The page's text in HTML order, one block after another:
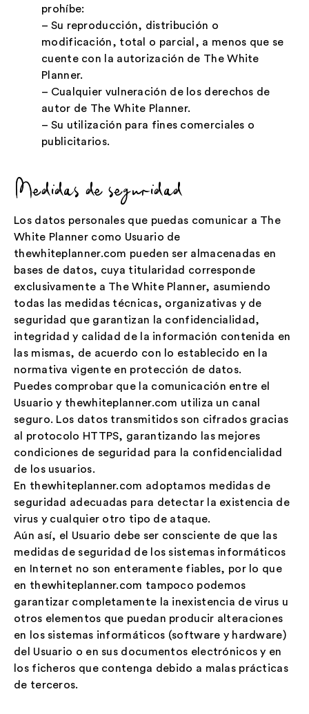
prohíbe:
– Su reproducción, distribución o
modificación, total o parcial, a menos que se
cuente con la autorización de The White
Planner.
– Cualquier vulneración de los derechos de
autor de The White Planner.
– Su utilización para fines comerciales o
publicitarios.
Medidas de seguridad
Los datos personales que puedas comunicar a The
White Planner como Usuario de
thewhiteplanner.com pueden ser almacenadas en
bases de datos, cuya titularidad corresponde
exclusivamente a The White Planner, asumiendo
todas las medidas técnicas, organizativas y de
seguridad que garantizan la confidencialidad,
integridad y calidad de la información contenida en
las mismas, de acuerdo con lo establecido en la
normativa vigente en protección de datos.
Puedes comprobar que la comunicación entre el
Usuario y thewhiteplanner.com utiliza un canal
seguro. Los datos transmitidos son cifrados gracias
al protocolo HTTPS, garantizando las mejores
condiciones de seguridad para la confidencialidad
de los usuarios.
En thewhiteplanner.com adoptamos medidas de
seguridad adecuadas para detectar la existencia de
virus y cualquier otro tipo de ataque.
Aún así, el Usuario debe ser consciente de que las
medidas de seguridad de los sistemas informáticos
en Internet no son enteramente fiables, por lo que
en thewhiteplanner.com tampoco podemos
garantizar completamente la inexistencia de virus u
otros elementos que puedan producir alteraciones
en los sistemas informáticos (software y hardware)
del Usuario o en sus documentos electrónicos y en
los ficheros que contenga debido a malas prácticas
de terceros.